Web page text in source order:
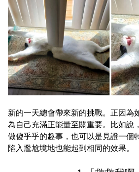
新的一天總會帶來新的挑戰。正因為
為自己充滿正能量至關重要。比如說
做傻乎乎的趣事，也可以是見證一個
陷入尷尬境地也能起到相同的效果。